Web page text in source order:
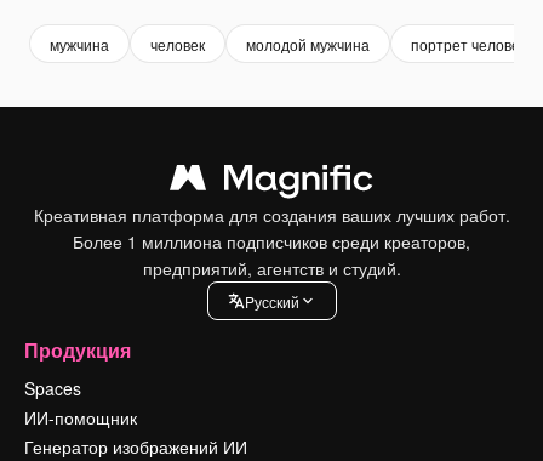
мужчина человек молодой мужчина портрет человека
Креативная платформа для создания ваших лучших работ.
Более 1 миллиона подписчиков среди креаторов,
предприятий, агентств и студий.
Pусский
Продукция
Spaces
ИИ-помощник
Генератор изображений ИИ